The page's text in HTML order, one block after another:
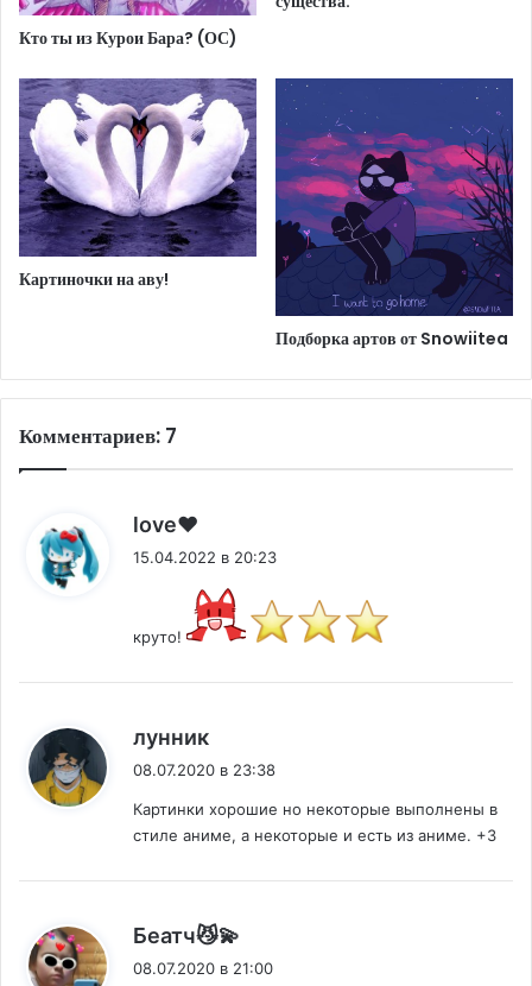
Кто ты из Курои Бара? (ОС)
Картиночки на аву!
Подборка артов от Snowiitea
Комментариев: 7
love❤
15.04.2022 в 20:23
круто!
лунник
08.07.2020 в 23:38
Картинки хорошие но некоторые выполнены в
стиле аниме, а некоторые и есть из аниме. +3
Беатч😼💫
08.07.2020 в 21:00